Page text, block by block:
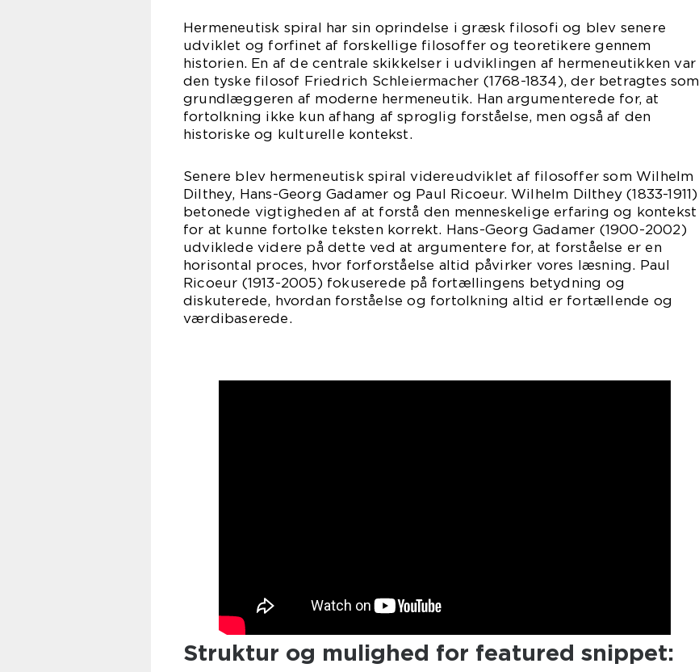
Hermeneutisk spiral har sin oprindelse i græsk filosofi og blev senere
udviklet og forfinet af forskellige filosoffer og teoretikere gennem
historien. En af de centrale skikkelser i udviklingen af hermeneutikken var
den tyske filosof Friedrich Schleiermacher (1768-1834), der betragtes som
grundlæggeren af moderne hermeneutik. Han argumenterede for, at
fortolkning ikke kun afhang af sproglig forståelse, men også af den
historiske og kulturelle kontekst.
Senere blev hermeneutisk spiral videreudviklet af filosoffer som Wilhelm
Dilthey, Hans-Georg Gadamer og Paul Ricoeur. Wilhelm Dilthey (1833-1911)
betonede vigtigheden af at forstå den menneskelige erfaring og kontekst
for at kunne fortolke teksten korrekt. Hans-Georg Gadamer (1900-2002)
udviklede videre på dette ved at argumentere for, at forståelse er en
horisontal proces, hvor forforståelse altid påvirker vores læsning. Paul
Ricoeur (1913-2005) fokuserede på fortællingens betydning og
diskuterede, hvordan forståelse og fortolkning altid er fortællende og
værdibaserede.
Struktur og mulighed for featured snippet: